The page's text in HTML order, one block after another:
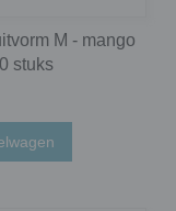
M - mango
stuks